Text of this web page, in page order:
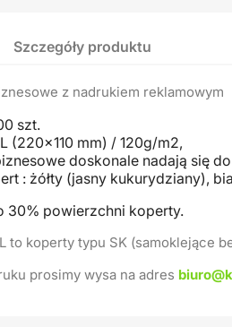
Szczegóły produktu
z nadrukiem reklamowym
szt.
(220x110 mm) / 120g/m2,
doskonale nadają się
: żółty (jasny kukurydziany),
30% powierzchni koperty.
to koperty typu SK (samoklejące
prosimy wysa na adres